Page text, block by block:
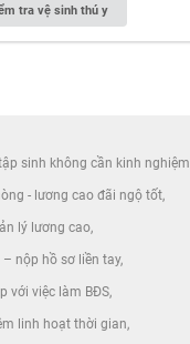
tra vệ sinh thú y
sinh không cần kinh nghiệm
- lương cao đãi ngộ tốt
lý lương cao
nộp hồ sơ liền tay
với việc làm BĐS
linh hoạt thời gian